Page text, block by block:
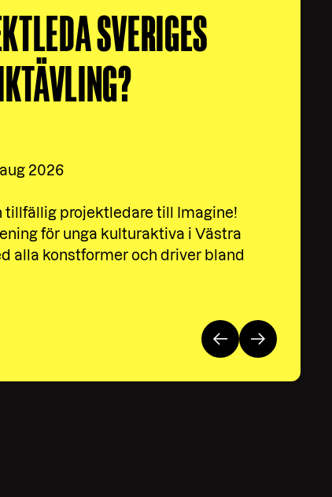
SVERIGES
2026
tillfällig projektledare till Imagine!
för unga kulturaktiva i Västra
alla konstformer och driver bland